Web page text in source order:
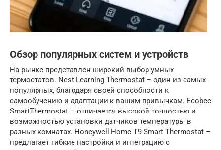
Обзор популярных систем и устройств
На рынке представлен широкий выбор умных
термостатов. Nest Learning Thermostat – один из самых
популярных, благодаря своей способности к
самообучению и адаптации к вашим привычкам. Ecobee
SmartThermostat – отличается высокой точностью и
возможностью установки датчиков температуры в
разных комнатах. Honeywell Home T9 Smart Thermostat –
предлагает гибкие настройки и интеграцию с